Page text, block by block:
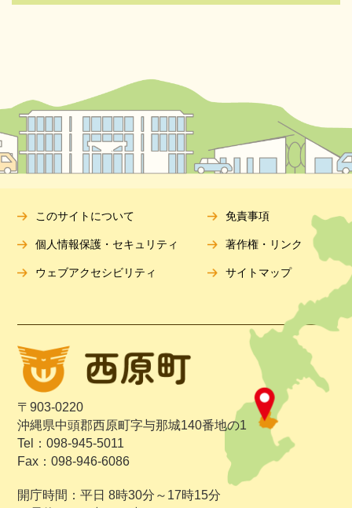
〒903-0220
沖縄県中頭郡西原町字与那城140番地の1
Tel：098-945-5011
Fax：098-946-6086
開庁時間：平日 8時30分～17時15分
このサイトについて 免責事項
個人情報保護・セキュリティ 著作権・リンク
ウェブアクセシビリティ サイトマップ